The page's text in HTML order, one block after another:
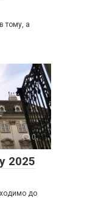
тому, а
0
2025
до